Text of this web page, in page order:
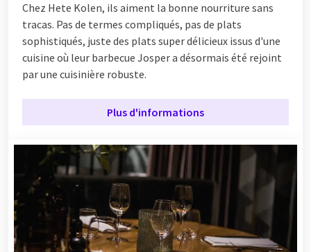
Chez Hete Kolen, ils aiment la bonne nourriture sans
tracas. Pas de termes compliqués, pas de plats
sophistiqués, juste des plats super délicieux issus d'une
cuisine où leur barbecue Josper a désormais été rejoint
par une cuisinière robuste.
Plus d'informations